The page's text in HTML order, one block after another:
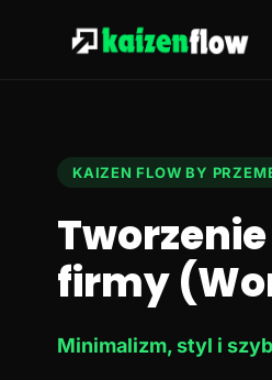
KAIZEN FLOW BY
firmy
Minimalizm, styl i